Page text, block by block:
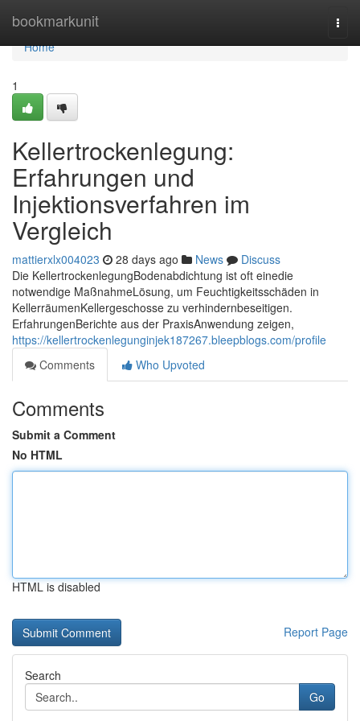
bookmarkunit
Home
Home
1
Kellertrockenlegung:
Erfahrungen und
Injektionsverfahren im
Vergleich
mattierxlx004023 28 days ago News
Discuss
Die KellertrockenlegungBodenabdichtung ist oft einedie
notwendige MaßnahmeLösung, um Feuchtigkeitsschäden in
KellerräumenKellergeschosse zu verhindernbeseitigen.
ErfahrungenBerichte aus der PraxisAnwendung zeigen,
https://kellertrockenlegunginjek187267.bleepblogs.com/profile
Comments
Who Upvoted
Comments
Submit a Comment
No HTML
HTML is disabled
Report Page
Search
Go